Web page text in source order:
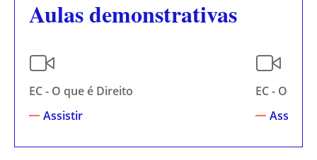
Aulas demonstrativas
EC - O que é Direito
Assistir
EC - O que
Assistir